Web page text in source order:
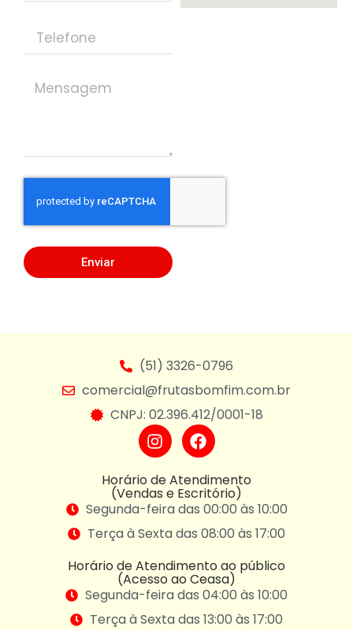
Enviar
(51) 3326-0796
comercial@frutasbomfim.com.br
CNPJ: 02.396.412/0001-18
Horário de Atendimento
(Vendas e Escritório)
Segunda-feira das 00:00 às 10:00
Terça à Sexta das 08:00 às 17:00
Horário de Atendimento ao público
(Acesso ao Ceasa)
Segunda-feira das 04:00 às 10:00
Terça à Sexta das 13:00 às 17:00